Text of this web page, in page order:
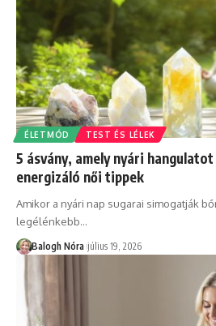
ÉLETMÓD TEST ÉS LÉLEK
5 ásvány, amely nyári hangulatot
energizáló női tippek
Amikor a nyári nap sugarai simogatják
legélénkebb…
Balogh Nóra július 19, 2026